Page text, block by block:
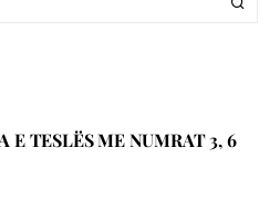
E TESLËS ME NUMRAT 3, 6